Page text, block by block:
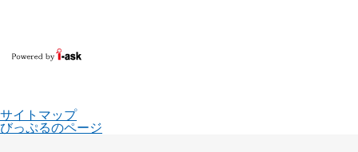
サイトマップ
びっぷるのページ